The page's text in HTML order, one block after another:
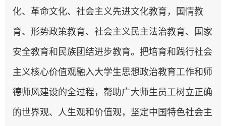
化、革命文化、社会主义先进文化教育，国情教
育、形势政策教育、社会主义民主法治教育、国家
安全教育和民族团结进步教育。把培育和践行社会
主义核心价值观融入大学生思想政治教育工作和师
德师风建设的全过程，帮助广大师生员工树立正确
的世界观、人生观和价值观，坚定中国特色社会主